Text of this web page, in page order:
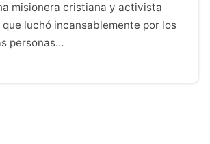
misionera cristiana y activista
luchó incansablemente por los
personas…